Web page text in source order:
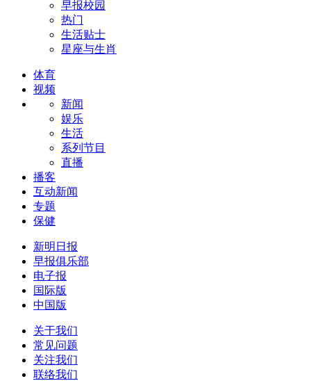
早报校园
热门
生活贴士
星座与生肖
体育
视频
新闻
娱乐
生活
系列节目
直播
播客
互动新闻
专题
保健
新明日报
早报俱乐部
电子报
国际版
中国版
关于我们
常见问题
关注我们
联络我们